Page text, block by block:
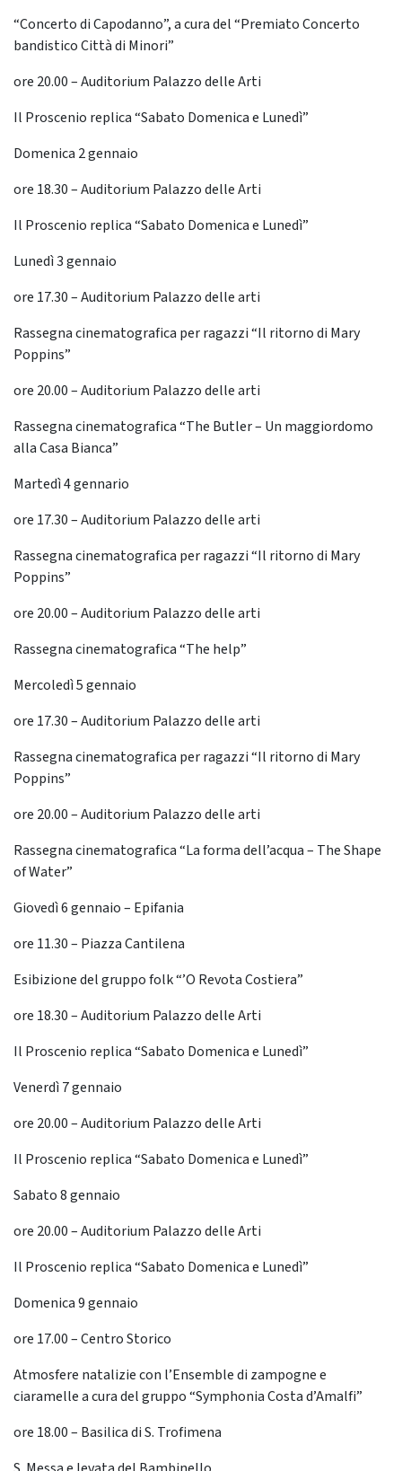
“Concerto di Capodanno”, a cura del “Premiato Concerto
bandistico Città di Minori”
ore 20.00 – Auditorium Palazzo delle Arti
Il Proscenio replica “Sabato Domenica e Lunedì”
Domenica 2 gennaio
ore 18.30 – Auditorium Palazzo delle Arti
Il Proscenio replica “Sabato Domenica e Lunedì”
Lunedì 3 gennaio
ore 17.30 – Auditorium Palazzo delle arti
Rassegna cinematografica per ragazzi “Il ritorno di Mary
Poppins”
ore 20.00 – Auditorium Palazzo delle arti
Rassegna cinematografica “The Butler – Un maggiordomo
alla Casa Bianca”
Martedì 4 gennario
ore 17.30 – Auditorium Palazzo delle arti
Rassegna cinematografica per ragazzi “Il ritorno di Mary
Poppins”
ore 20.00 – Auditorium Palazzo delle arti
Rassegna cinematografica “The help”
Mercoledì 5 gennaio
ore 17.30 – Auditorium Palazzo delle arti
Rassegna cinematografica per ragazzi “Il ritorno di Mary
Poppins”
ore 20.00 – Auditorium Palazzo delle arti
Rassegna cinematografica “La forma dell’acqua – The Shape
of Water”
Giovedì 6 gennaio – Epifania
ore 11.30 – Piazza Cantilena
Esibizione del gruppo folk “’O Revota Costiera”
ore 18.30 – Auditorium Palazzo delle Arti
Il Proscenio replica “Sabato Domenica e Lunedì”
Venerdì 7 gennaio
ore 20.00 – Auditorium Palazzo delle Arti
Il Proscenio replica “Sabato Domenica e Lunedì”
Sabato 8 gennaio
ore 20.00 – Auditorium Palazzo delle Arti
Il Proscenio replica “Sabato Domenica e Lunedì”
Domenica 9 gennaio
ore 17.00 – Centro Storico
Atmosfere natalizie con l’Ensemble di zampogne e
ciaramelle a cura del gruppo “Symphonia Costa d’Amalfi”
ore 18.00 – Basilica di S. Trofimena